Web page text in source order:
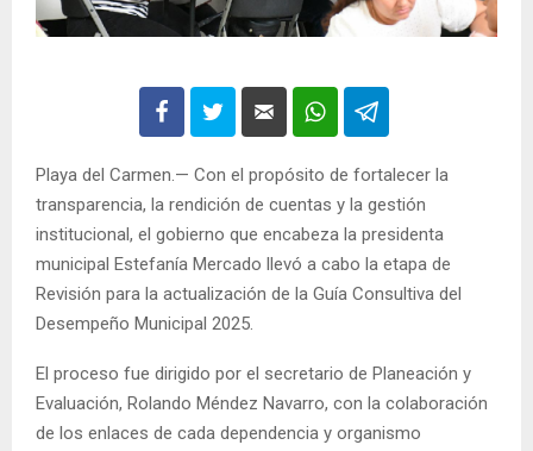
Playa del Carmen.— Con el propósito de fortalecer la
transparencia, la rendición de cuentas y la gestión
institucional, el gobierno que encabeza la presidenta
municipal Estefanía Mercado llevó a cabo la etapa de
Revisión para la actualización de la Guía Consultiva del
Desempeño Municipal 2025.
El proceso fue dirigido por el secretario de Planeación y
Evaluación, Rolando Méndez Navarro, con la colaboración
de los enlaces de cada dependencia y organismo